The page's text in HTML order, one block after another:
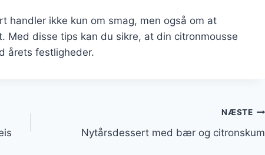
handler ikke kun om smag, men også om at
Med disse tips kan du sikre, at din citronmousse
årets festligheder.
NÆSTE
Nytårsdessert med bær og citronskum